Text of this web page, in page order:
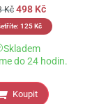
Kč 498 Kč
125Kč
Skladem
do 24 hodin.
Koupit